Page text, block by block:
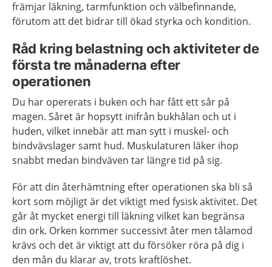
främjar läkning, tarmfunktion och välbefinnande,
förutom att det bidrar till ökad styrka och kondition.
Råd kring belastning och aktiviteter de
första tre månaderna efter
operationen
Du har opererats i buken och har fått ett sår på
magen. Såret är hopsytt inifrån bukhålan och ut i
huden, vilket innebär att man sytt i muskel- och
bindvävslager samt hud. Muskulaturen läker ihop
snabbt medan bindväven tar längre tid på sig.
För att din återhämtning efter operationen ska bli så
kort som möjligt är det viktigt med fysisk aktivitet. Det
går åt mycket energi till läkning vilket kan begränsa
din ork. Orken kommer successivt åter men tålamod
krävs och det är viktigt att du försöker röra på dig i
den mån du klarar av, trots kraftlöshet.